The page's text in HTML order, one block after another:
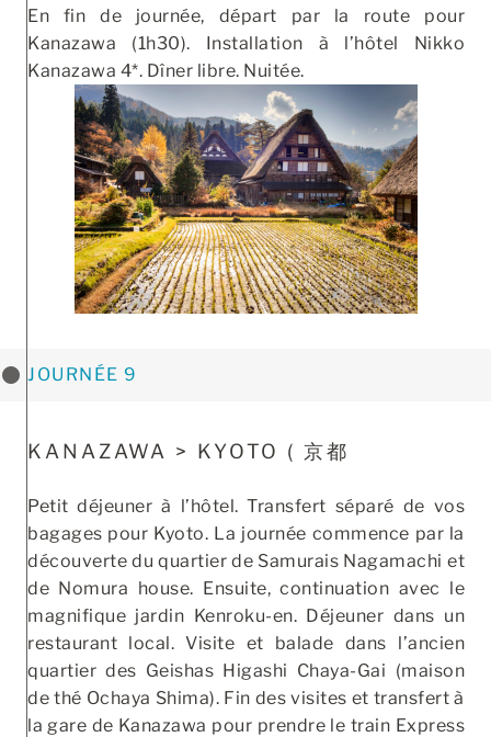
En fin de journée, départ par la route pour
Kanazawa (1h30). Installation à l’hôtel Nikko
Kanazawa 4*. Dîner libre. Nuitée.
JOURNÉE 9
KANAZAWA > KYOTO ( 京都
Petit déjeuner à l’hôtel. Transfert séparé de vos
bagages pour Kyoto. La journée commence par la
découverte du quartier de Samurais Nagamachi et
de Nomura house. Ensuite, continuation avec le
magnifique jardin Kenroku-en. Déjeuner dans un
restaurant local. Visite et balade dans l’ancien
quartier des Geishas Higashi Chaya-Gai (maison
de thé Ochaya Shima). Fin des visites et transfert à
la gare de Kanazawa pour prendre le train Express